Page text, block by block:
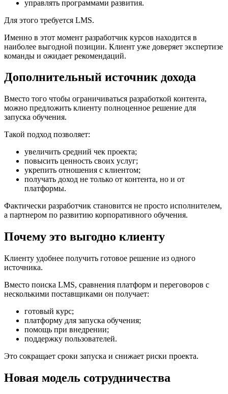
управлять программами развития.
Для этого требуется LMS.
Именно в этот момент разработчик курсов находится в
наиболее выгодной позиции. Клиент уже доверяет экспертизе
команды и ожидает рекомендаций.
Дополнительный источник дохода
Вместо того чтобы ограничиваться разработкой контента,
можно предложить клиенту полноценное решение для
запуска обучения.
Такой подход позволяет:
увеличить средний чек проекта;
повысить ценность своих услуг;
укрепить отношения с клиентом;
получать доход не только от контента, но и от
платформы.
Фактически разработчик становится не просто исполнителем,
а партнером по развитию корпоративного обучения.
Почему это выгодно клиенту
Клиенту удобнее получить готовое решение из одного
источника.
Вместо поиска LMS, сравнения платформ и переговоров с
несколькими поставщиками он получает:
готовый курс;
платформу для запуска обучения;
помощь при внедрении;
поддержку пользователей.
Это сокращает сроки запуска и снижает риски проекта.
Новая модель сотрудничества